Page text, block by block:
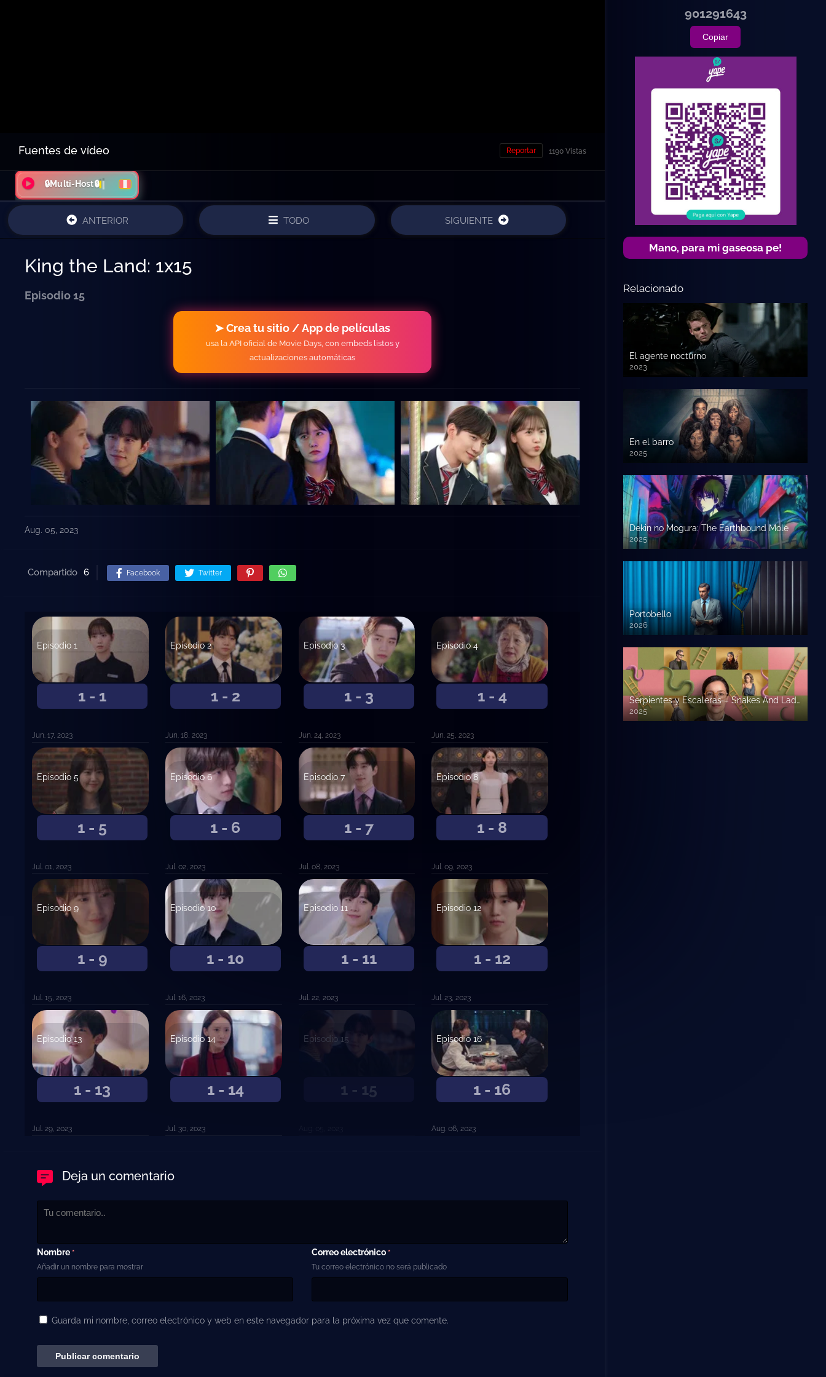
Fuentes de vídeo 1190 Vistas
Reportar
🔒Multi-Host🔒
ANTERIOR TODO SIGUIENTE
King the Land: 1x15
Episodio 15
➤ Crea tu sitio / App de películas
usa la API oficial de Movie Days, con embeds listos y
actualizaciones automáticas
Aug. 05, 2023
Compartido 6 Facebook Twitter
1 - 1
Episodio 1
Jun. 17, 2023
1 - 2
Episodio 2
Jun. 18, 2023
1 - 3
Episodio 3
Jun. 24, 2023
1 - 4
Episodio 4
Jun. 25, 2023
1 - 5
Episodio 5
Jul. 01, 2023
1 - 6
Episodio 6
Jul. 02, 2023
1 - 7
Episodio 7
Jul. 08, 2023
1 - 8
Episodio 8
Jul. 09, 2023
1 - 9
Episodio 9
Jul. 15, 2023
1 - 10
Episodio 10
Jul. 16, 2023
1 - 11
Episodio 11
Jul. 22, 2023
1 - 12
Episodio 12
Jul. 23, 2023
1 - 13
Episodio 13
Jul. 29, 2023
1 - 14
Episodio 14
Jul. 30, 2023
1 - 15
Episodio 15
1 - 16
Episodio 16
Aug. 06, 2023
Deja un comentario
Nombre *
Añadir un nombre para mostrar
Correo electrónico *
Tu correo electrónico no será publicado
Guarda mi nombre, correo electrónico y web en este navegador para la próxima vez que comente.
901291643
Copiar
Mano, para mi gaseosa pe!
Relacionado
El agente nocturno
2023
En el barro
2025
Dekin no Mogura: The Earthbound Mole
2025
Portobello
2026
Serpientes y Escaleras – Snakes And Ladders
2025